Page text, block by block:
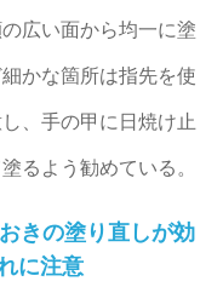
広い面から均一に塗
かな箇所は指先を使
、手の甲に日焼け止
るよう勧めている。
きの塗り直しが効
に注意